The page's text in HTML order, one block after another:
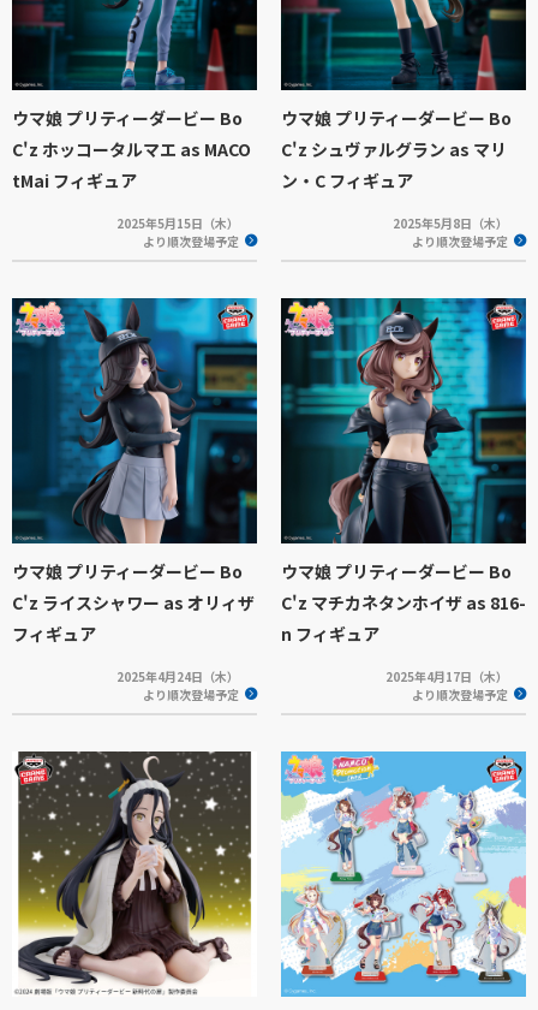
ウマ娘 プリティーダービー Bo
C'z ホッコータルマエ as MACO
tMai フィギュア
2025年5月15日（木）
より順次登場予定
ウマ娘 プリティーダービー Bo
C'z シュヴァルグラン as マリ
ン・C フィギュア
2025年5月8日（木）
より順次登場予定
ウマ娘 プリティーダービー Bo
C'z ライスシャワー as オリィザ
フィギュア
2025年4月24日（木）
より順次登場予定
ウマ娘 プリティーダービー Bo
C'z マチカネタンホイザ as 816-
n フィギュア
2025年4月17日（木）
より順次登場予定